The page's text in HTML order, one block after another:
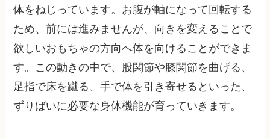
体をねじっています。お腹が軸になって回転する
ため、前には進みませんが、向きを変えることで
欲しいおもちゃの方向へ体を向けることができま
す。この動きの中で、股関節や膝関節を曲げる、
足指で床を蹴る、手で体を引き寄せるといった、
ずりばいに必要な身体機能が育っていきます。